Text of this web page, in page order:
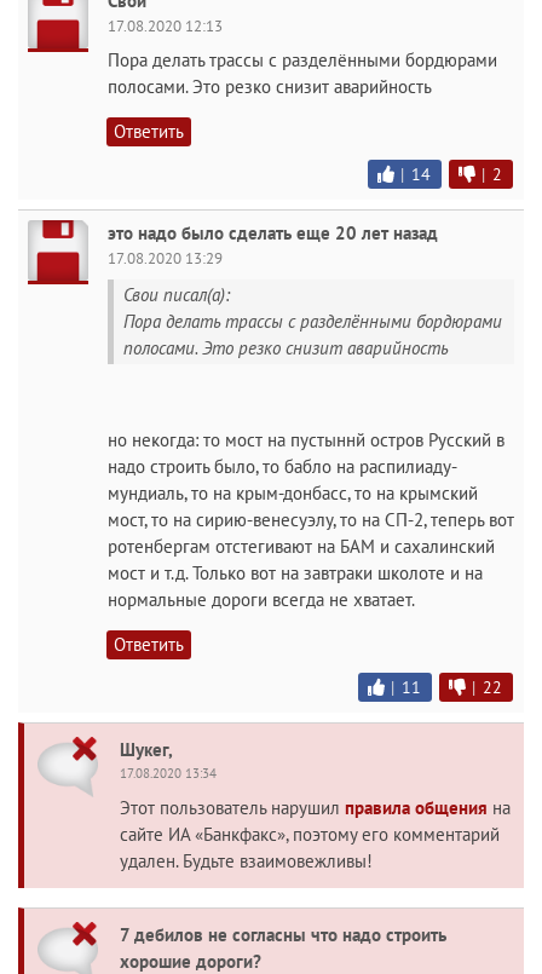
17.08.2020 12:13
Пора делать трассы с разделёнными бордюрами
полосами. Это резко снизит аварийность
Ответить
| 14 | 2
это надо было сделать еще 20 лет назад
17.08.2020 13:29
Свои писал(а):
Пора делать трассы с разделёнными бордюрами
полосами. Это резко снизит аварийность
но некогда: то мост на пустыннй остров Русский в
надо строить было, то бабло на распилиаду-
мундиаль, то на крым-донбасс, то на крымский
мост, то на сирию-венесуэлу, то на СП-2, теперь вот
ротенбергам отстегивают на БАМ и сахалинский
мост и т.д. Только вот на завтраки школоте и на
нормальные дороги всегда не хватает.
Ответить
| 11 | 22
Шукег,
17.08.2020 13:34
Этот пользователь нарушил правила общения на
сайте ИА «Банкфакс», поэтому его комментарий
удален. Будьте взаимовежливы!
7 дебилов не согласны что надо строить
хорошие дороги?